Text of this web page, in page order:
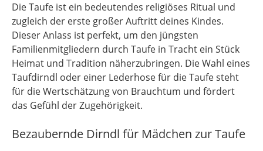
Die Taufe ist ein bedeutendes religiöses Ritual und
zugleich der erste großer Auftritt deines Kindes.
Dieser Anlass ist perfekt, um den jüngsten
Familienmitgliedern durch Taufe in Tracht ein Stück
Heimat und Tradition näherzubringen. Die Wahl eines
Taufdirndl oder einer Lederhose für die Taufe steht
für die Wertschätzung von Brauchtum und fördert
das Gefühl der Zugehörigkeit.
Bezaubernde Dirndl für Mädchen zur Taufe